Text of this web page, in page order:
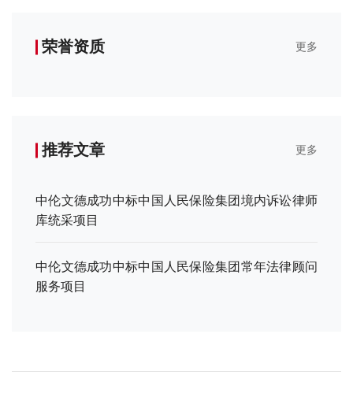
荣誉资质 更多
推荐文章 更多
中伦文德成功中标中国人民保险集团境内诉讼律师
库统采项目
中伦文德成功中标中国人民保险集团常年法律顾问
服务项目